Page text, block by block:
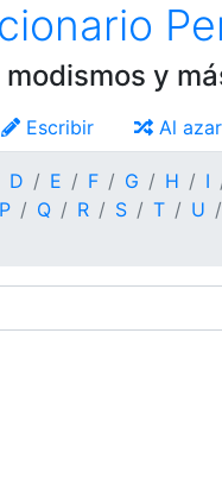
modismos y
Escribir Al azar
D E F G H I
P Q R S T U